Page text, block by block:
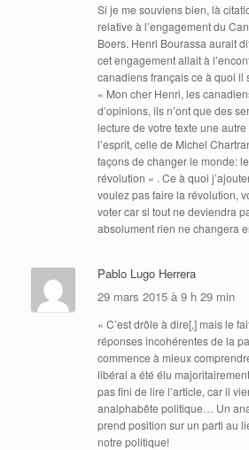
Si je me souviens bien, là
relative à l’engagement du
Boers. Henri Bourassa aurait
cet engagement allait à
canadiens français ce à quoi il
« Mon cher Henri, les
d’opinions, ils n’ont que des
lecture de votre texte une
l’esprit, celle de Michel
façons de changer le monde:
révolution « . Ce à quoi
voulez pas faire la révolution,
voter car si tout ne deviendra
absolument rien ne changera
Pablo Lugo Herrera
29 mars 2015 à 9 h 29 min
« C’est drôle à dire[,] mais le
réponses incohérentes de la
commence à mieux
libéral a été élu
pas fini de lire l’article, car il
analphabête politique… Un
prend position sur un parti au
notre politique!